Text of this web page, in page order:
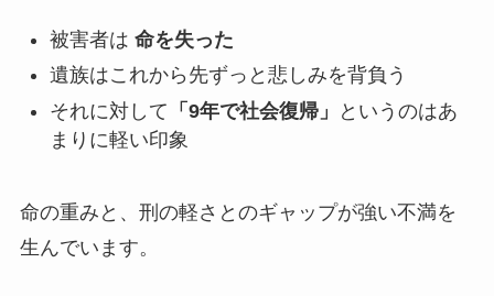
被害者は 命を失った
遺族はこれから先ずっと悲しみを背負う
それに対して 「9年で社会復帰」
というのはあ
まりに軽い印象
命の重みと、刑の軽さとのギャップが強い不満を
生んでいます。